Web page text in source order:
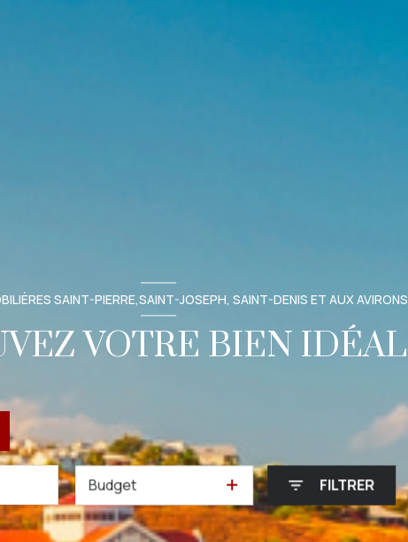
SAINT-PIERRE,SAINT-JOSEPH, SAINT-DENIS ET AUX AVIRONS
VOTRE BIEN IDÉAL
Budget FILTRER